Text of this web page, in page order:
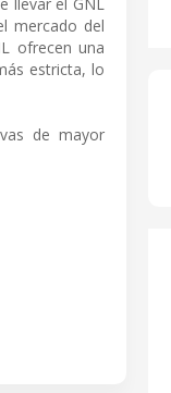
mercado del
ofrecen una
estricta, lo
de mayor